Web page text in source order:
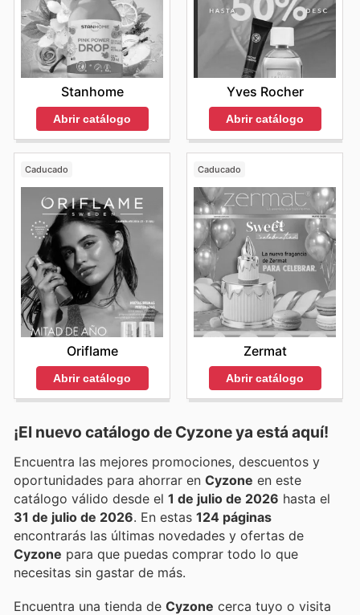
Stanhome
Abrir catálogo
Yves Rocher
Abrir catálogo
Caducado
Oriflame
Abrir catálogo
Caducado
Zermat
Abrir catálogo
¡El nuevo catálogo de Cyzoneya está aquí!
Encuentra las mejores promociones, descuentos y
oportunidades para ahorrar en Cyzone en este
catálogo válido desde el 1 de julio de 2026 hasta el
31 de julio de 2026 . En estas 124 páginas
encontrarás las últimas novedades y ofertas de
Cyzone para que puedas comprar todo lo que
necesitas sin gastar de más.
Encuentra una tienda de Cyzone cerca tuyo o visita